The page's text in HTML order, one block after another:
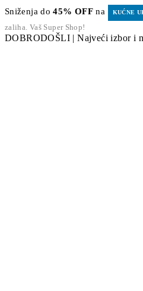
Sniženja do45% OFF na KUĆNE
zaliha. Vaš Super Shop!
DOBRODOŠLI | Najveći izbor i